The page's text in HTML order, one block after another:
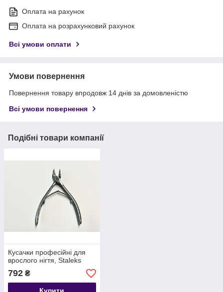
Оплата на рахунок
Оплата на розрахунковий рахунок
Всі умови оплати
Умови повернення
Повернення товару впродовж 14 днів за домовленістю
Всі умови повернення
Подібні товари компанії
Кусачки професійні для
врослого нігтя, Staleks
792 ₴